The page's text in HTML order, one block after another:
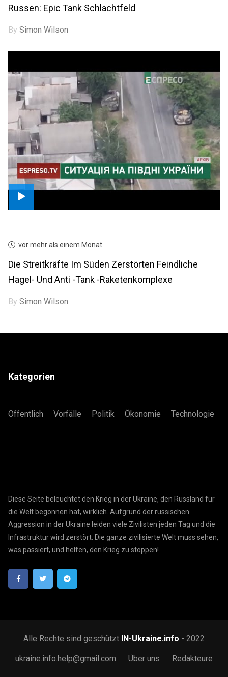
Russen: Epic Tank Schlachtfeld
BySimon Wilson
vor mehr als einem Monat
Die Streitkräfte Im Süden Zerstörten Feindliche
Hagel- Und Anti -Tank -Raketenkomplexe
BySimon Wilson
Kategorien
Öffentlich Vorfälle Politik Ökonomie Technologie
Diese Seite beleuchtet den Krieg in der Ukraine, den Russland für
die Welt begonnen hat, wirklich. Aufgrund der russischen
Aggression in der Ukraine leiden viele Zivilisten jeden Tag und die
Infrastruktur wird zerstört. Die ganze zivilisierte Welt muss sehen,
was passiert, und helfen, den Krieg zu stoppen!
Alle Rechte sind geschützt IN-Ukraine.info - 2022
ukraine.info.help@gmail.com Über uns Redakteure